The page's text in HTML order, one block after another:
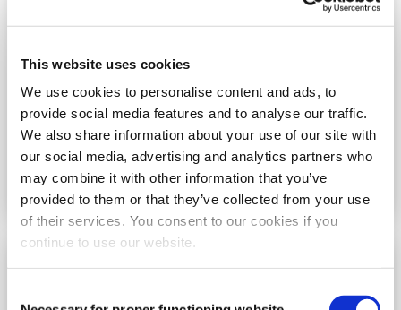
This website uses cookies
We use cookies to personalise content and ads, to
provide social media features and to analyse our traffic.
We also share information about your use of our site with
our social media, advertising and analytics partners who
may combine it with other information that you’ve
provided to them or that they’ve collected from your use
of their services. You consent to our cookies if you
continue to use our website.
Aprenda cómo vendar su ingle por su cuenta
para aliviar las molestias y apoyar la
Ir a las instrucciones